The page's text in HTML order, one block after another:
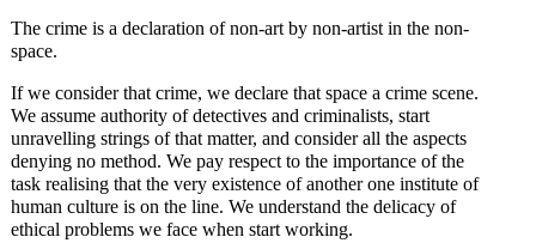
The crime is a declaration of non-art by non-artist in the non-
space.
If we consider that crime, we declare that space a crime scene.
We assume authority of detectives and criminalists, start
unravelling strings of that matter, and consider all the aspects
denying no method. We pay respect to the importance of the
task realising that the very existence of another one institute of
human culture is on the line. We understand the delicacy of
ethical problems we face when start working.